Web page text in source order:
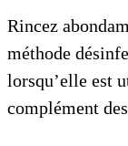
Rincez
méthode
lorsqu’elle est
complément